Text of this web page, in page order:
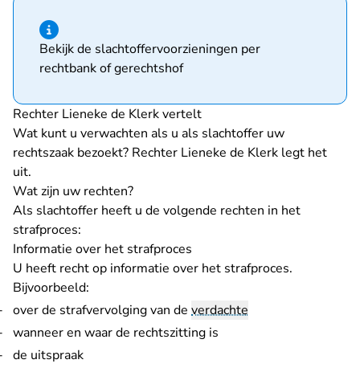
Hint van type informatie
Bekijk de slachtoffervoorzieningen per
rechtbank of gerechtshof
Rechter Lieneke de Klerk vertelt
Wat kunt u verwachten als u als slachtoffer uw
rechtszaak bezoekt? Rechter Lieneke de Klerk legt het
uit.
Wat zijn uw rechten?
Als slachtoffer heeft u de volgende rechten in het
strafproces:
Informatie over het strafproces
U heeft recht op informatie over het strafproces.
Bijvoorbeeld:
over de strafvervolging van de verdachte
wanneer en waar de rechtszitting is
de uitspraak